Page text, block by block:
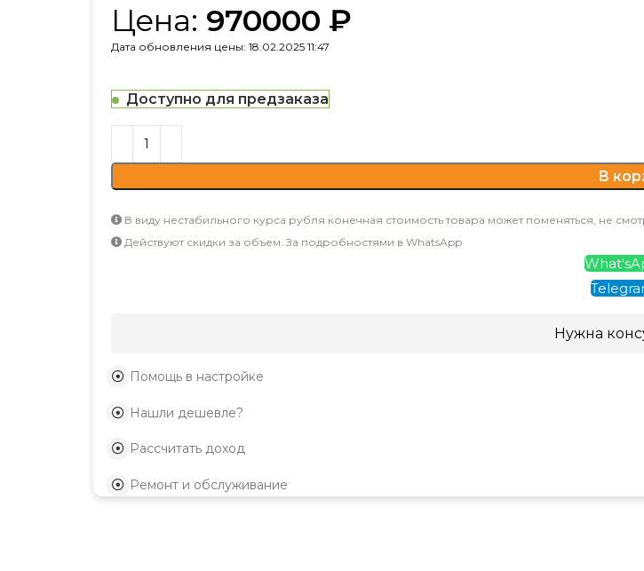
Цена: 970000 ₽
Дата обновления цены: 18.02.2025 11:47
Доступно для предзаказа
В
В виду нестабильного курса рубля конечная стоимость товара может поменяться, не
Действуют скидки за объем. За подробностями в WhatsApp
Нужна
Помощь в настройке
Нашли дешевле?
Рассчитать доход
Ремонт и обслуживание